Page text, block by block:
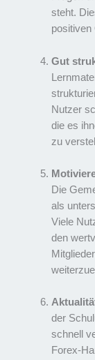
steht.
positiven
Gut
Nutzer
die es
zu
Die
als
Viele
den
der
schnell
Forex-